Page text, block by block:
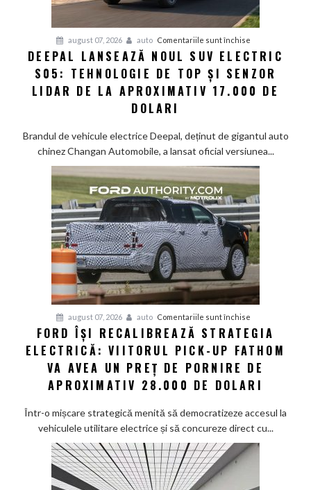
august 07, 2026 auto Comentariile sunt închise
Deepal
lansează
noul
senzor
LiDAR
de
la
aproximativ
17.000
de
DEEPAL LANSEAZĂ NOUL SUV ELECTRIC
S05: TEHNOLOGIE DE TOP ȘI SENZOR
LIDAR DE LA APROXIMATIV 17.000 DE
DOLARI
Brandul de vehicule electrice Deepal, deținut de gigantul auto
chinez Changan Automobile, a lansat oficial versiunea...
august 07, 2026 auto Comentariile sunt închise
Ford
își
recalibrează
electrică:
Viitorul
avea
FORD ÎȘI RECALIBREAZĂ STRATEGIA
ELECTRICĂ: VIITORUL PICK-UP FATHOM
VA AVEA UN PREȚ DE PORNIRE DE
APROXIMATIV 28.000 DE DOLARI
Într-o mișcare strategică menită să democratizeze accesul la
vehiculele utilitare electrice și să concureze direct cu...